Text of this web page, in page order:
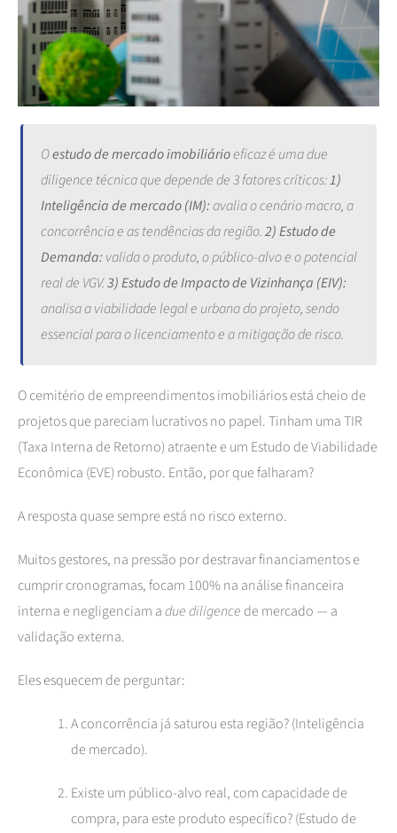
Oestudo de mercado imobiliárioeficaz é uma due
diligence técnica que depende de 3 fatores críticos:1)
Inteligência de mercado (IM):avalia o cenário macro, a
concorrência e as tendências da região.2) Estudo de
Demanda:valida o produto, o público-alvo e o potencial
real de VGV.3) Estudo de Impacto de Vizinhança (EIV):
analisa a viabilidade legal e urbana do projeto, sendo
essencial para o licenciamento e a mitigação de risco.
O cemitério de empreendimentos imobiliários está cheio de
projetos que pareciam lucrativos no papel. Tinham uma TIR
(Taxa Interna de Retorno) atraente e um Estudo de Viabilidade
Econômica (EVE) robusto. Então, por que falharam?
A resposta quase sempre está no risco externo.
Muitos gestores, na pressão por destravar financiamentos e
cumprir cronogramas, focam 100% na análise financeira
interna e negligenciam adue diligence de mercado — a
validação externa.
Eles esquecem de perguntar:
A concorrência já saturou esta região? (Inteligência
de mercado).
Existe um público-alvo real, com capacidade de
compra, para este produto específico? (Estudo de